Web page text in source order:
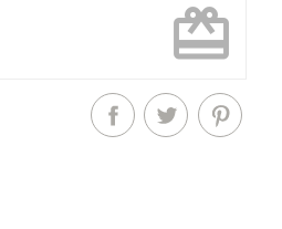
card_giftcard